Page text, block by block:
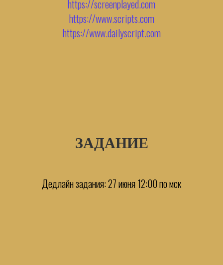
https://screenplayed.com
https://www.scripts.com
https://www.dailyscript.com
ЗАДАНИЕ
Дедлайн задания: 27 июня 12:00 по мск